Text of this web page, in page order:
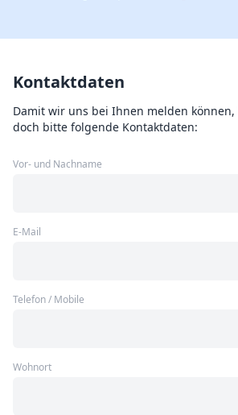
Kontaktdaten
Damit wir uns bei Ihnen melden
doch bitte folgende Kontaktdaten:
Vor- und Nachname
E-Mail
Telefon / Mobile
Wohnort